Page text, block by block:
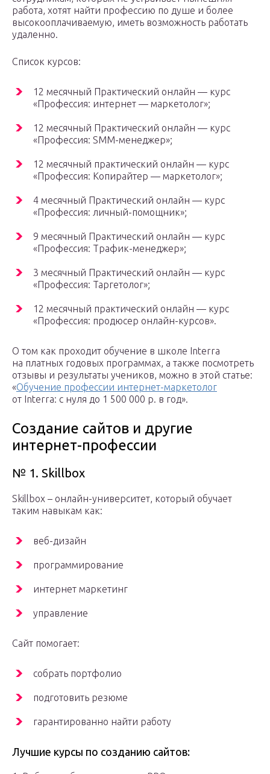
работа, хотят найти профессию по душе и более
высокооплачиваемую, иметь возможность работать
удаленно.
Список курсов:
12 месячный Практический онлайн — курс
«Профессия: интернет — маркетолог»;
12 месячный Практический онлайн — курс
«Профессия: SMM-менеджер»;
12 месячный практический онлайн — курс
«Профессия: Копирайтер — маркетолог»;
4 месячный Практический онлайн — курс
«Профессия: личный-помощник»;
9 месячный Практический онлайн — курс
«Профессия: Трафик-менеджер»;
3 месячный Практический онлайн — курс
«Профессия: Таргетолог»;
12 месячный практический онлайн — курс
«Профессия: продюсер онлайн-курсов».
О том как проходит обучение в школе Interra
на платных годовых программах, а также посмотреть
отзывы и результаты учеников, можно в этой статье:
«Обучение профессии интернет-маркетолог
от Interra: с нуля до 1 500 000 р. в год».
Создание сайтов и другие
интернет-профессии
№ 1. Skillbox
Skillbox – онлайн-университет, который обучает
таким навыкам как:
веб-дизайн
программирование
интернет маркетинг
управление
Сайт помогает:
собрать портфолио
подготовить резюме
гарантированно найти работу
Лучшие курсы по созданию сайтов: